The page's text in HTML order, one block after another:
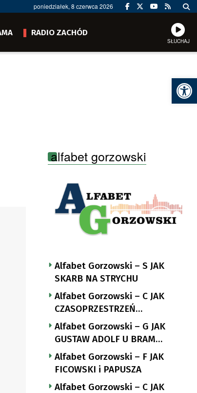
poniedziałek, 8 czerwca 2026
RADIO ZACHÓD
SŁUCHAJ
alfabet gorzowski
Alfabet Gorzowski – S JAK
SKARB NA STRYCHU
Alfabet Gorzowski – C JAK
CZASOPRZESTRZEŃ
NUTTGENSA
Alfabet Gorzowski – G JAK
GUSTAW ADOLF U BRAM
LANDSBERGA
Alfabet Gorzowski – F JAK
FICOWSKI i PAPUSZA
Alfabet Gorzowski – C JAK